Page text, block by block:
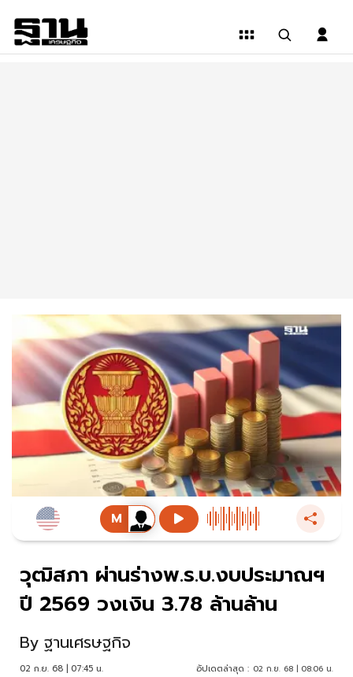
วุฒิสภา ผ่านร่างพ.ร.บ.งบประมาณฯ
ปี 2569 วงเงิน 3.78 ล้านล้าน
By ฐานเศรษฐกิจ
02 ก.ย. 68 | 07:45 น. อัปเดตล่าสุด : 02 ก.ย. 68 | 08:06 น.